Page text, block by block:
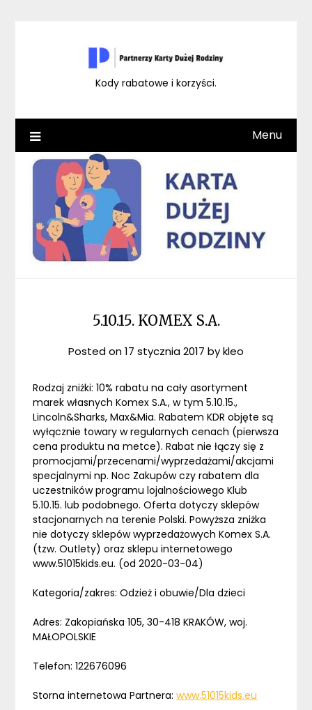
Kody rabatowe i korzyści.
Menu
5.10.15. KOMEX S.A.
Posted on17 stycznia 2017 bykleo
Rodzaj zniżki: 10% rabatu na cały asortyment
marek własnych Komex S.A., w tym 5.10.15.,
Lincoln&Sharks, Max&Mia. Rabatem KDR objęte są
wyłącznie towary w regularnych cenach (pierwsza
cena produktu na metce). Rabat nie łączy się z
promocjami/przecenami/wyprzedażami/akcjami
specjalnymi np. Noc Zakupów czy rabatem dla
uczestników programu lojalnościowego Klub
5.10.15. lub podobnego. Oferta dotyczy sklepów
stacjonarnych na terenie Polski. Powyższa zniżka
nie dotyczy sklepów wyprzedażowych Komex S.A.
(tzw. Outlety) oraz sklepu internetowego
www.51015kids.eu. (od 2020-03-04)
Kategoria/zakres: Odzież i obuwie/Dla dzieci
Adres: Zakopiańska 105, 30-418 KRAKÓW, woj.
MAŁOPOLSKIE
Telefon: 122676096
Storna internetowa Partnera:www.51015kids.eu